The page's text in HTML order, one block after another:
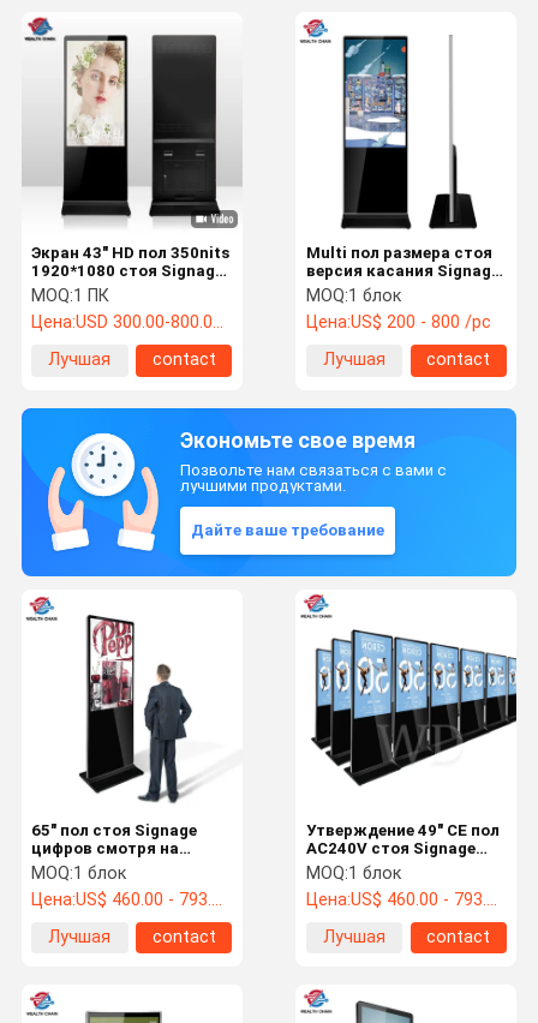
Экран 43" HD пол 350nits
1920*1080 стоя Signage
цифров крытый
MOQ:1 ПК
Цена:USD 300.00-800.00 /pc
Лучшая
contact
Multi пол размера стоя
версия касания Signage
цифров/не андроида
касания/ПК/USB
MOQ:1 блок
Цена:US$ 200 - 800 /pc
Лучшая
contact
Экономьте свое время
Позвольте нам связаться с вами с
лучшими продуктами.
Дайте ваше требование
Утверждение 49" CE пол
AC240V стоя Signage
цифров для маркетинга
MOQ:1 блок
Цена:US$ 460.00 - 793.00 /pc
Лучшая
contact
65" пол стоя Signage
цифров смотря на
крытые 400 Nits
высокое яркое 1080P
MOQ:1 блок
Цена:US$ 460.00 - 793.00 /pc
Лучшая
contact